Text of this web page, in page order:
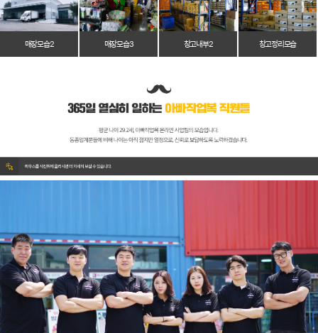
매장 모습 2 매장 모습 3 창고 내부 2 창고 정리 모습